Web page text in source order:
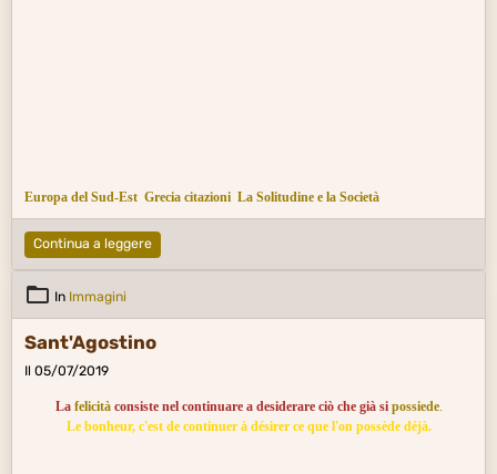
Europa del Sud-Est Grecia citazioni La Solitudine e la Società
Continua a leggere
In Immagini
Sant'Agostino
Il 05/07/2019
La felicitàconsiste nel continuare a desiderare ciò che già si possiede.
Le bonheur, c'est de continuer à désirer ce que l'on possède déjà.